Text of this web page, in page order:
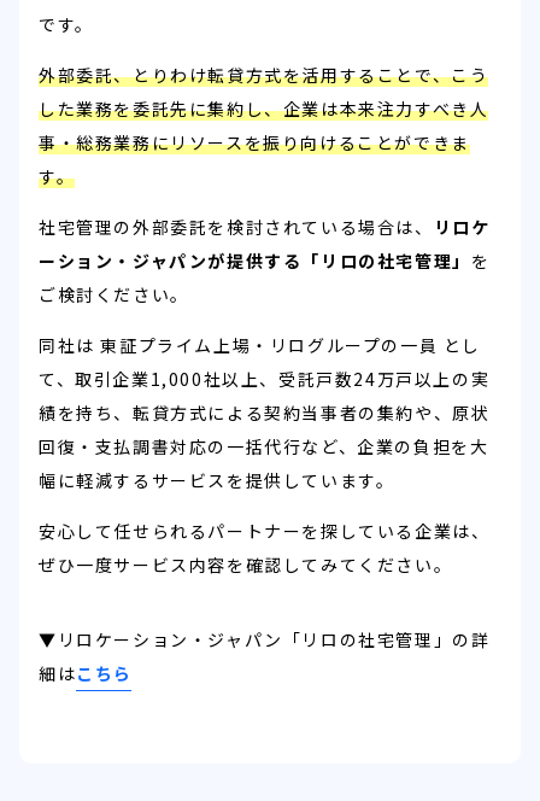
です。
外部委託、とりわけ転貸方式を活用することで、こう
した業務を委託先に集約し、企業は本来注力すべき人
事・総務業務にリソースを振り向けることができま
す。
社宅管理の外部委託を検討されている場合は、
リロケ
ーション・ジャパンが提供する「リロの社宅管理」 を
ご検討ください。
同社は 東証プライム上場・リログループの一員 とし
て、取引企業1,000社以上、受託戸数24万戸以上の実
績を持ち、転貸方式による契約当事者の集約や、原状
回復・支払調書対応の一括代行など、企業の負担を大
幅に軽減するサービスを提供しています。
安心して任せられるパートナーを探している企業は、
ぜひ一度サービス内容を確認してみてください。
▼リロケーション・ジャパン「リロの社宅管理」の詳
細はこちら